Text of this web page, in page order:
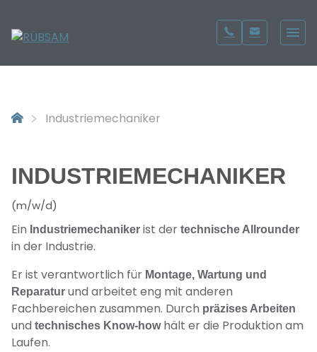
Industriemechaniker
INDUSTRIEMECHANIKER
(m/w/d)
Ein Industriemechaniker ist der technische Allrounder
in der Industrie.
Er ist verantwortlich für Montage, Wartung und
Reparatur und arbeitet eng mit anderen
Fachbereichen zusammen. Durch präzises Arbeiten
und technisches Know-howhält er die Produktion am
Laufen.